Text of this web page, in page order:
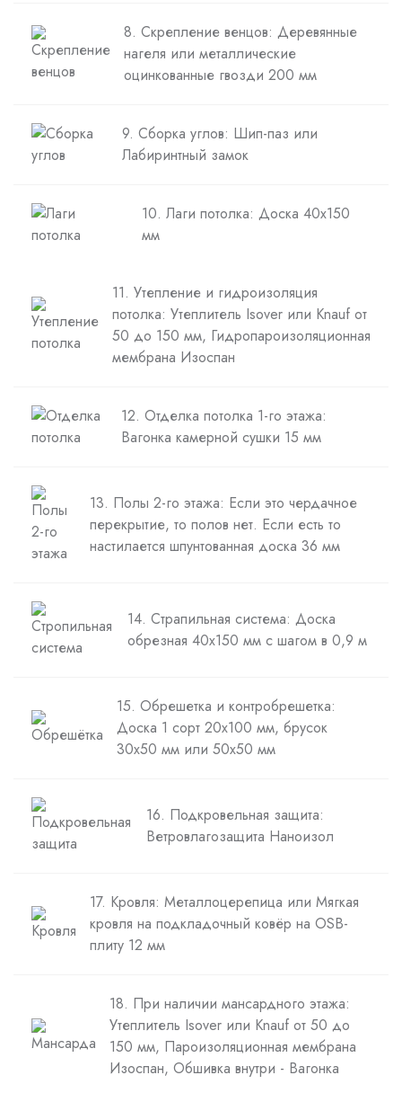
8. Скрепление венцов: Деревянные
нагеля или металлические
оцинкованные гвозди 200 мм
9. Сборка углов: Шип-паз или
Лабиринтный замок
10. Лаги потолка: Доска 40х150
мм
11. Утепление и гидроизоляция
потолка: Утеплитель Isover или Knauf от
50 до 150 мм, Гидропароизоляционная
мембрана Изоспан
12. Отделка потолка 1-го этажа:
Вагонка камерной сушки 15 мм
13. Полы 2-го этажа: Если это чердачное
перекрытие, то полов нет. Если есть то
настилается шпунтованная доска 36 мм
14. Страпильная система: Доска
обрезная 40х150 мм с шагом в 0,9 м
15. Обрешетка и контробрешетка:
Доска 1 сорт 20х100 мм, брусок
30х50 мм или 50х50 мм
16. Подкровельная защита:
Ветровлагозащита Наноизол
17. Кровля: Металлоцерепица или Мягкая
кровля на подкладочный ковёр на OSB-
плиту 12 мм
18. При наличии мансардного этажа:
Утеплитель Isover или Knauf от 50 до
150 мм, Пароизоляционная мембрана
Изоспан, Обшивка внутри - Вагонка